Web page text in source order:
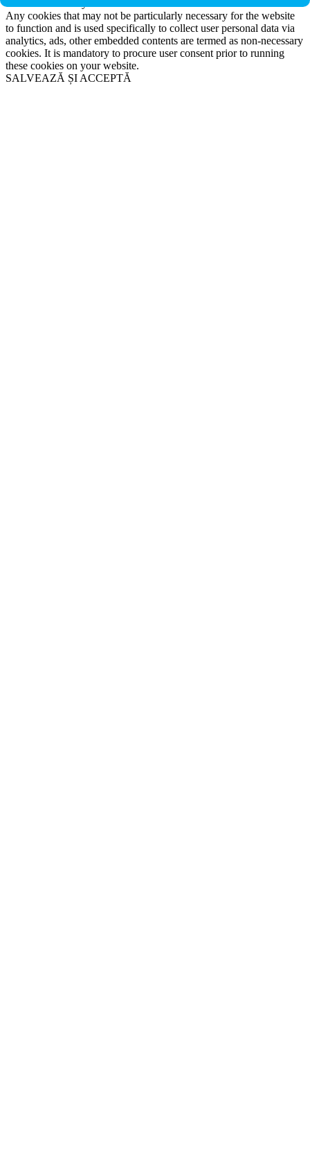
Any cookies that may not be particularly necessary for the website
to function and is used specifically to collect user personal data via
analytics, ads, other embedded contents are termed as non-necessary
cookies. It is mandatory to procure user consent prior to running
these cookies on your website.
SALVEAZĂ ȘI ACCEPTĂ